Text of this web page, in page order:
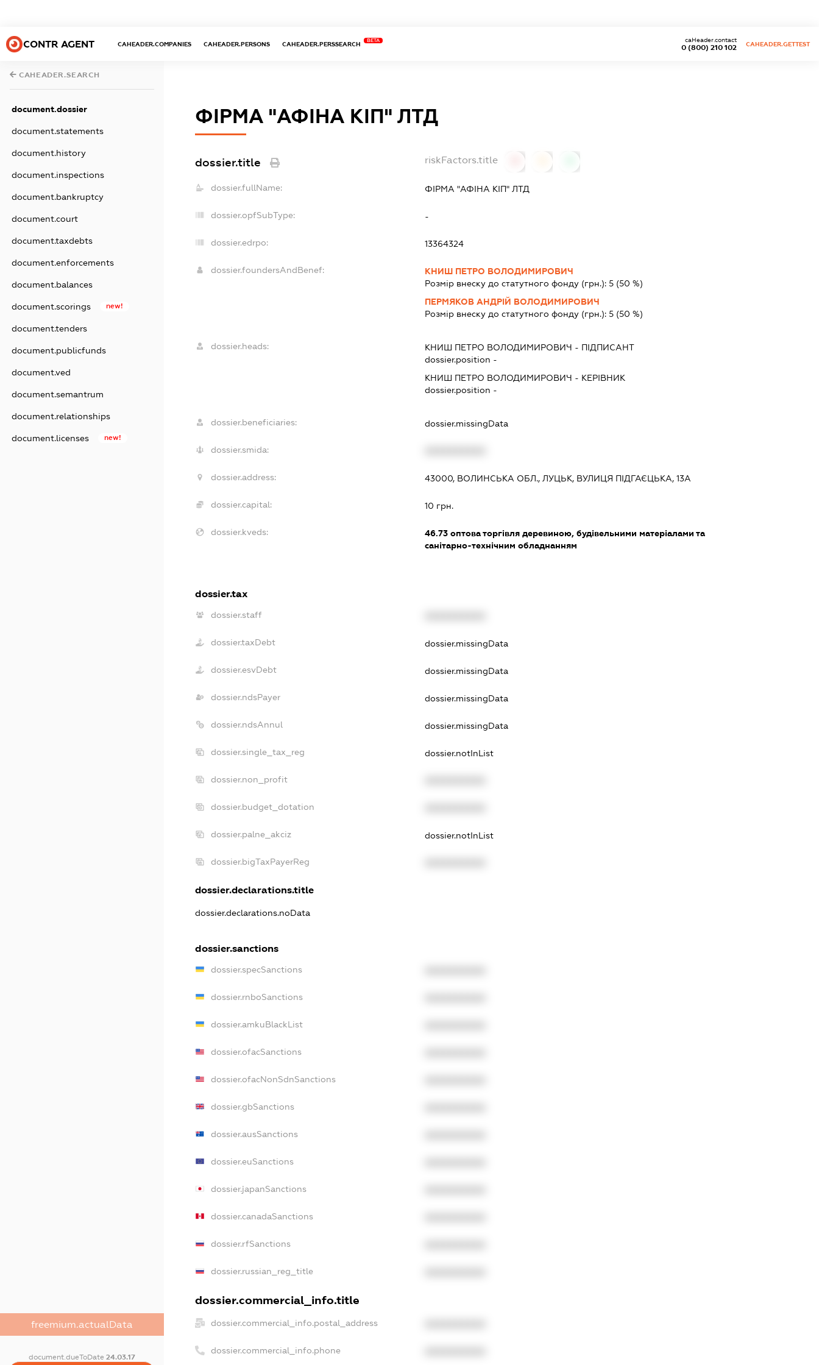
CONTR AGENT CAHEADER.COMPANIES CAHEADER.PERSONS CAHEADER.PERSSEARCH
BETA
0 (800) 210 102
caHeader.contact
CAHEADER.GETTEST
CAHEADER.SEARCH
document.dossier
document.statements
document.history
document.inspections
document.bankruptcy
document.court
document.taxdebts
document.enforcements
document.balances
document.scorings new!
document.tenders
document.publicfunds
document.ved
document.semantrum
document.relationships
document.licenses new!
freemium.actualData
document.dueToDate 24.03.17
ФІРМА "АФІНА КІП" ЛТД
dossier.title riskFactors.title
dossier.fullName: ФІРМА "АФІНА КІП" ЛТД
dossier.opfSubType: -
dossier.edrpo: 13364324
dossier.foundersAndBenef:
КНИШ ПЕТРО ВОЛОДИМИРОВИЧ
Розмір внеску до статутного фонду (грн.):5 (50 %)
ПЕРМЯКОВ АНДРІЙ ВОЛОДИМИРОВИЧ
Розмір внеску до статутного фонду (грн.):5 (50 %)
dossier.heads: КНИШ ПЕТРО ВОЛОДИМИРОВИЧ - ПІДПИСАНТ
dossier.position -
КНИШ ПЕТРО ВОЛОДИМИРОВИЧ - КЕРІВНИК
dossier.position -
dossier.beneficiaries: dossier.missingData
dossier.smida:
dossier.address: 43000, ВОЛИНСЬКА ОБЛ., ЛУЦЬК, ВУЛИЦЯ ПІДГАЄЦЬКА, 13А
dossier.capital: 10 грн.
dossier.kveds: 46.73 оптова торгівля деревиною, будівельними матеріалами та
санітарно-технічним обладнанням
dossier.tax
dossier.staff
dossier.taxDebt dossier.missingData
dossier.esvDebt dossier.missingData
dossier.ndsPayer dossier.missingData
dossier.ndsAnnul dossier.missingData
dossier.single_tax_reg dossier.notInList
dossier.non_profit
dossier.budget_dotation
dossier.palne_akciz dossier.notInList
dossier.bigTaxPayerReg
dossier.declarations.title
dossier.declarations.noData
dossier.sanctions
dossier.specSanctions
dossier.rnboSanctions
dossier.amkuBlackList
dossier.ofacSanctions
dossier.ofacNonSdnSanctions
dossier.gbSanctions
dossier.ausSanctions
dossier.euSanctions
dossier.japanSanctions
dossier.canadaSanctions
dossier.rfSanctions
dossier.russian_reg_title
dossier.commercial_info.title
dossier.commercial_info.postal_address
dossier.commercial_info.phone